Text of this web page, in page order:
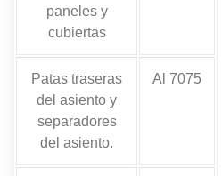
paneles y
cubiertas
Patas traseras
del asiento y
separadores
del asiento.
Al 7075